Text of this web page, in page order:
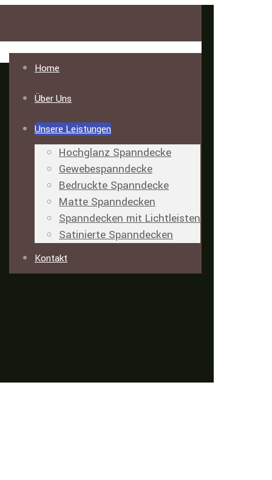
Home
Über Uns
Unsere Leistungen
Hochglanz Spanndecke
Gewebespanndecke
Bedruckte Spanndecke
Matte Spanndecken
Spanndecken mit Lichtleisten
Satinierte Spanndecken
Kontakt